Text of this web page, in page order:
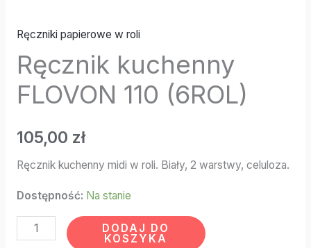
Ręczniki papierowe w roli
Ręcznik kuchenny
FLOVON 110 (6ROL)
105,00 zł
Ręcznik kuchenny midi w roli. Biały, 2 warstwy, celuloza.
Dostępność: Na stanie
DODAJ DO
KOSZYKA